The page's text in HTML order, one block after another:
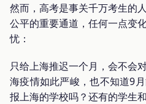
然而，高考是事关千万考生的
公平的重要通道，任何一点变
忧：
只给上海推迟一个月，会不会
海疫情如此严峻，也不知道9
报上海的学校吗？还有的学生